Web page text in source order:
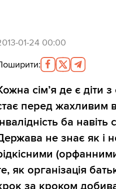
01-24 00:00
:
сім’я де є
перед жахливим
ба
не знає як і
як організація
за кроком